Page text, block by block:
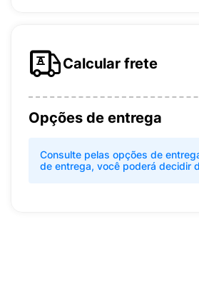
Calcular frete
Opções de entrega
Consulte pelas opções de
de entrega, você poderá decidir